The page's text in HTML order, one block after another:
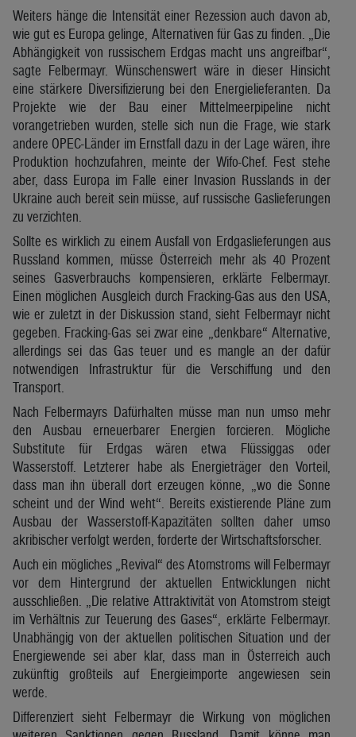
Weiters hänge die Intensität einer Rezession auch davon ab,
wie gut es Europa gelinge, Alternativen für Gas zu finden. „Die
Abhängigkeit von russischem Erdgas macht uns angreifbar“,
sagte Felbermayr. Wünschenswert wäre in dieser Hinsicht
eine stärkere Diversifizierung bei den Energielieferanten. Da
Projekte wie der Bau einer Mittelmeerpipeline nicht
vorangetrieben wurden, stelle sich nun die Frage, wie stark
andere OPEC-Länder im Ernstfall dazu in der Lage wären, ihre
Produktion hochzufahren, meinte der Wifo-Chef. Fest stehe
aber, dass Europa im Falle einer Invasion Russlands in der
Ukraine auch bereit sein müsse, auf russische Gaslieferungen
zu verzichten.
Sollte es wirklich zu einem Ausfall von Erdgaslieferungen aus
Russland kommen, müsse Österreich mehr als 40 Prozent
seines Gasverbrauchs kompensieren, erklärte Felbermayr.
Einen möglichen Ausgleich durch Fracking-Gas aus den USA,
wie er zuletzt in der Diskussion stand, sieht Felbermayr nicht
gegeben. Fracking-Gas sei zwar eine „denkbare“ Alternative,
allerdings sei das Gas teuer und es mangle an der dafür
notwendigen Infrastruktur für die Verschiffung und den
Transport.
Nach Felbermayrs Dafürhalten müsse man nun umso mehr
den Ausbau erneuerbarer Energien forcieren. Mögliche
Substitute für Erdgas wären etwa Flüssiggas oder
Wasserstoff. Letzterer habe als Energieträger den Vorteil,
dass man ihn überall dort erzeugen könne, „wo die Sonne
scheint und der Wind weht“. Bereits existierende Pläne zum
Ausbau der Wasserstoff-Kapazitäten sollten daher umso
akribischer verfolgt werden, forderte der Wirtschaftsforscher.
Auch ein mögliches „Revival“ des Atomstroms will Felbermayr
vor dem Hintergrund der aktuellen Entwicklungen nicht
ausschließen. „Die relative Attraktivität von Atomstrom steigt
im Verhältnis zur Teuerung des Gases“, erklärte Felbermayr.
Unabhängig von der aktuellen politischen Situation und der
Energiewende sei aber klar, dass man in Österreich auch
zukünftig großteils auf Energieimporte angewiesen sein
werde.
Differenziert sieht Felbermayr die Wirkung von möglichen